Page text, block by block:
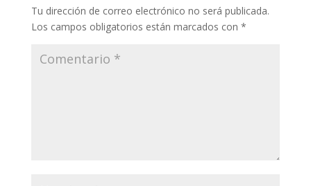
Tu dirección de correo electrónico no será publicada.
Los campos obligatorios están marcados con *